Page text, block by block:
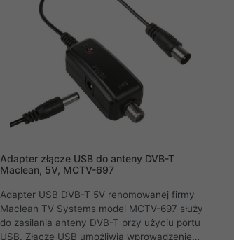
Adapter złącze USB do anteny DVB-T
Maclean, 5V, MCTV-697
Adapter USB DVB-T 5V renomowanej firmy
Maclean TV Systems model MCTV-697 służy
do zasilania anteny DVB-T przy użyciu portu
USB. Złącze USB umożliwia wprowadzenie